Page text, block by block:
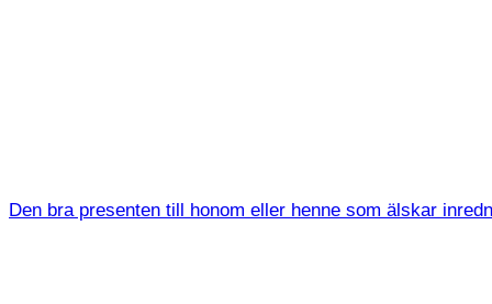
Den bra presenten till honom eller henne som älskar